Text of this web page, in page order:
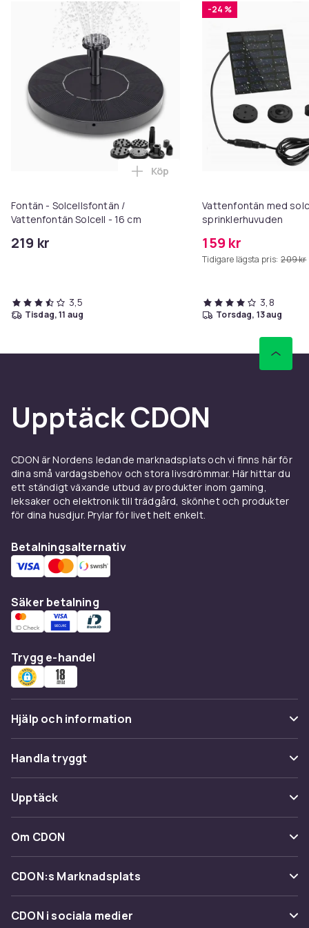
Artikel.nr.
9fe0a882-cf9f-5bb1-817c-fb50da6d2b6c
Produktsäkerhetsinformation
Fontän - Solcellsfontän /
Vattenfontän Solcell - 16 cm
219 kr
Lägg till Fontän -
Köp
3,5
tisdag, 11 aug
-24 %
Vattenfontän med
sprinklerhuvuden
159 kr
Tidigare lägsta pris: 209 kr
3,8
torsdag, 13 aug
Upptäck CDON
CDON är Nordens ledande marknadsplats och vi finns här för
dina små vardagsbehov och stora livsdrömmar. Här hittar du
ett ständigt växande utbud av produkter inom gaming,
leksaker och elektronik till trädgård, skönhet och produkter
för dina husdjur. Prylar för livet helt enkelt.
Betalningsalternativ
Säker betalning
Trygg e-handel
Hjälp och information
Vanliga frågor
Spåra paket
Ångra & Returnera här
Kundservice
Handla tryggt
Betalning
Leverans
Återkallelser
Upptäck
Kategorier
Varumärken
Shopit.se
Om CDON
Om oss
Kundrecensioner
CDON:s Marknadsplats
Sälj på CDON
CDON i sociala medier